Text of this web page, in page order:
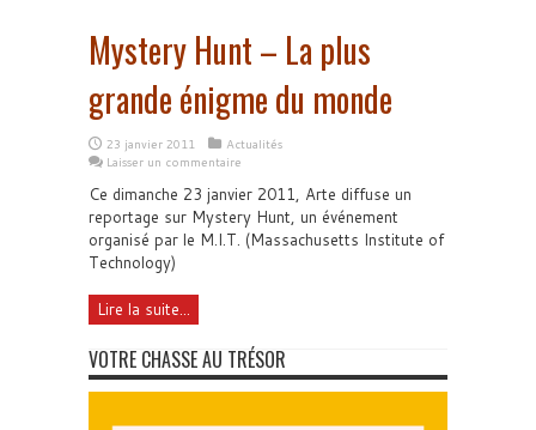
Mystery Hunt – La plus
grande énigme du monde
23 janvier 2011
Actualités
Laisser un commentaire
Ce dimanche 23 janvier 2011, Arte diffuse un
reportage sur Mystery Hunt, un événement
organisé par le M.I.T. (Massachusetts Institute of
Technology)
Lire la suite...
VOTRE CHASSE AU TRÉSOR